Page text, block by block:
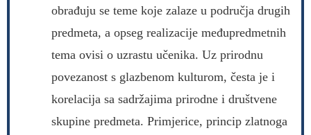
obrađuju se teme koje zalaze u područja drugih
predmeta, a opseg realizacije međupredmetnih
tema ovisi o uzrastu učenika. Uz prirodnu
povezanost s glazbenom kulturom, česta je i
korelacija sa sadržajima prirodne i društvene
skupine predmeta. Primjerice, princip zlatnoga